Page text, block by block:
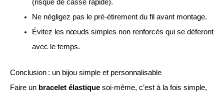
(risque de casse rapide).
Ne négligez pas le pré-étirement du fil avant montage.
Évitez les nœuds simples non renforcés qui se déferont
avec le temps.
Conclusion : un bijou simple et personnalisable
Faire un bracelet élastique soi-même, c’est à la fois simple,